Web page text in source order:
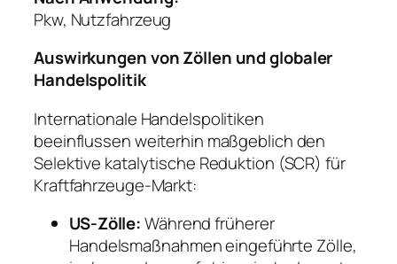
Pkw, Nutzfahrzeug
Auswirkungen von Zöllen und globaler
Handelspolitik
Internationale Handelspolitiken
beeinflussen weiterhin maßgeblich den
Selektive katalytische Reduktion (SCR) für
Kraftfahrzeuge-Markt:
US-Zölle:Während früherer
Handelsmaßnahmen eingeführte Zölle,